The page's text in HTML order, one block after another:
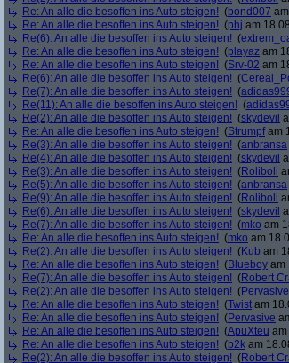
Re: An alle die besoffen ins Auto steigen! (bond007
Re: An alle die besoffen ins Auto steigen! (phj am
Re(6): An alle die besoffen ins Auto steigen! (
Re: An alle die besoffen ins Auto steigen! (playaz am
Re: An alle die besoffen ins Auto steigen! (Srv-02 am
Re(6): An alle die besoffen ins Auto steigen! (
Re(7): An alle die besoffen ins Auto steigen! (
Re(11): An alle die besoffen ins Auto steigen! (
Re(2): An alle die besoffen ins Auto steigen! (skydevil
Re: An alle die besoffen ins Auto steigen! (Strumpfam
Re(3): An alle die besoffen ins Auto steigen! (anbransa
Re(4): An alle die besoffen ins Auto steigen! (skydevil
Re(3): An alle die besoffen ins Auto steigen! (Roliboli
Re(5): An alle die besoffen ins Auto steigen! (anbransa
Re(9): An alle die besoffen ins Auto steigen! (Roliboli
Re(6): An alle die besoffen ins Auto steigen! (skydevil
Re(7): An alle die besoffen ins Auto steigen! (mko am
Re: An alle die besoffen ins Auto steigen! (mko am
Re(2): An alle die besoffen ins Auto steigen! (Kub am
Re: An alle die besoffen ins Auto steigen! (Blueboy am
Re(7): An alle die besoffen ins Auto steigen! (Robert
Re(2): An alle die besoffen ins Auto steigen! (Pervasive
Re: An alle die besoffen ins Auto steigen! (Twist am
Re: An alle die besoffen ins Auto steigen! (Pervasive
Re: An alle die besoffen ins Auto steigen! (ApuXteu
Re: An alle die besoffen ins Auto steigen! (b2k am
Re(2): An alle die besoffen ins Auto steigen! (Robert